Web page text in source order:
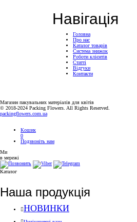
Навігація
Головна
Про нас
Каталог товарів
Система знижок
Роботи клієнтів
Статті
Відгуки
Контакти
Магазин пакувальних матеріалів для квітів
© 2018-2024 Packing Flowers. All Rights Reserved.
packingflowers.com.ua
Кошик
0
Подзвоніть нам
Ми
в мережі
Каталог
Наша продукція
НОВИНКИ